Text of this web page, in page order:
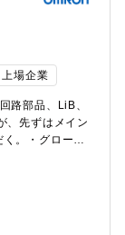
ある仕事で
ラムも豊富
す。■募集背景
品質保証体制
ます重要にな
えし、より強
の信頼性向上
ちろん、ものづ
たちと一緒
上場企業
路部品、LiB、
、先ずはメイン
。・グローバ
の折衝・交
する・サプラ
品に搭載する部
調達は広がっ